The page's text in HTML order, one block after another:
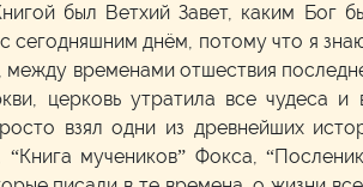
был Ветхий Завет, каким Бог
сегодняшним днём, потому что я
временами отшествия
церковь утратила все
взял одни из древнейших
мучеников” Фокса,